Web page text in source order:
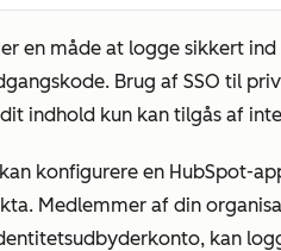
er en måde at logge sikkert
Brug af SSO til
indhold kun kan tilgås af
konfigurere en HubSpot-
Medlemmer af din
kan